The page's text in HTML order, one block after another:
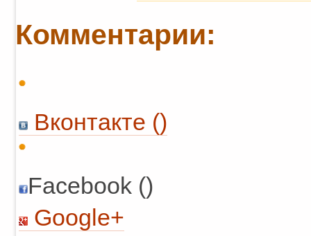
Комментарии:
Вконтакте ()
Facebook ()
Google+